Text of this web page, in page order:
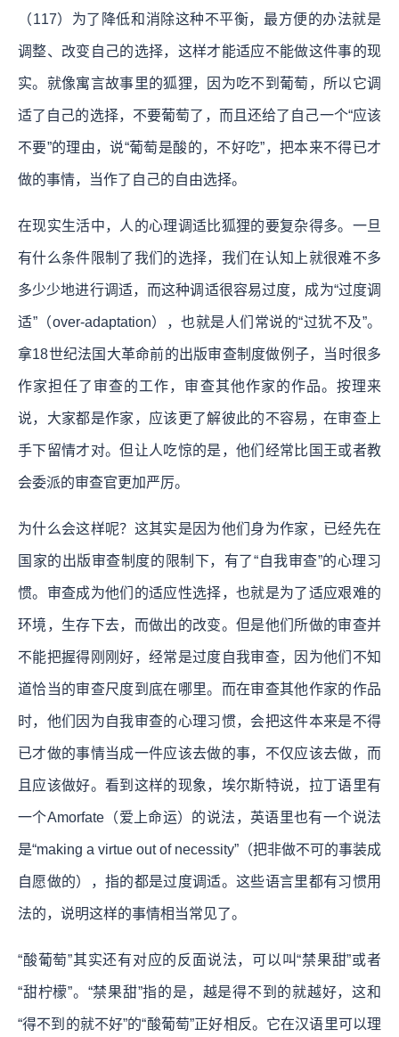
（117）为了降低和消除这种不平衡，最方便的办法就是
调整、改变自己的选择，这样才能适应不能做这件事的现
实。就像寓言故事里的狐狸，因为吃不到葡萄，所以它调
适了自己的选择，不要葡萄了，而且还给了自己一个“应该
不要”的理由，说“葡萄是酸的，不好吃”，把本来不得已才
做的事情，当作了自己的自由选择。
在现实生活中，人的心理调适比狐狸的要复杂得多。一旦
有什么条件限制了我们的选择，我们在认知上就很难不多
多少少地进行调适，而这种调适很容易过度，成为“过度调
适”（over-adaptation），也就是人们常说的“过犹不及”。
拿18世纪法国大革命前的出版审查制度做例子，当时很多
作家担任了审查的工作，审查其他作家的作品。按理来
说，大家都是作家，应该更了解彼此的不容易，在审查上
手下留情才对。但让人吃惊的是，他们经常比国王或者教
会委派的审查官更加严厉。
为什么会这样呢？这其实是因为他们身为作家，已经先在
国家的出版审查制度的限制下，有了“自我审查”的心理习
惯。审查成为他们的适应性选择，也就是为了适应艰难的
环境，生存下去，而做出的改变。但是他们所做的审查并
不能把握得刚刚好，经常是过度自我审查，因为他们不知
道恰当的审查尺度到底在哪里。而在审查其他作家的作品
时，他们因为自我审查的心理习惯，会把这件本来是不得
已才做的事情当成一件应该去做的事，不仅应该去做，而
且应该做好。看到这样的现象，埃尔斯特说，拉丁语里有
一个Amorfate（爱上命运）的说法，英语里也有一个说法
是“making a virtue out of necessity”（把非做不可的事装成
自愿做的），指的都是过度调适。这些语言里都有习惯用
法的，说明这样的事情相当常见了。
“酸葡萄”其实还有对应的反面说法，可以叫“禁果甜”或者
“甜柠檬”。“禁果甜”指的是，越是得不到的就越好，这和
“得不到的就不好”的“酸葡萄”正好相反。它在汉语里可以理